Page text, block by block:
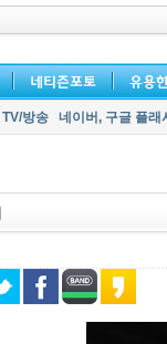
TV/방송 네이버, 구글 플